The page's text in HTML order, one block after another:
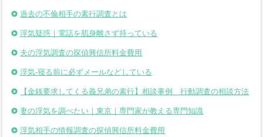
過去の不倫相手の素行調査とは
浮気疑惑｜電話を肌身離さず持っている
夫の浮気調査の探偵興信所料金費用
浮気-寝る前に必ずメールなどしている
【金銭要求してくる義兄弟の素行】相談事例 行動調査の相談方法
妻の浮気を調べたい｜東京｜専門家が教える専門知識
浮気相手の情報調査の探偵興信所料金費用